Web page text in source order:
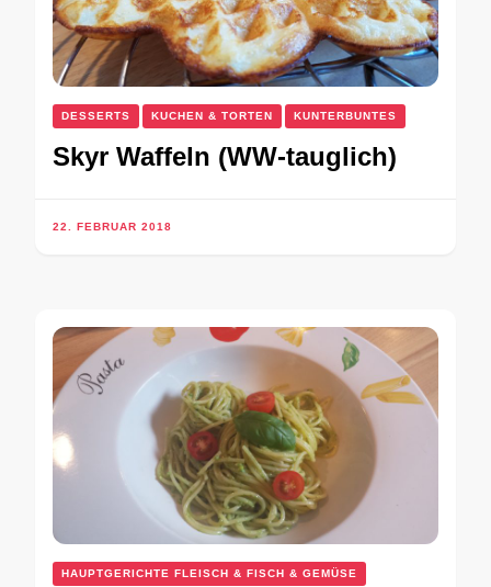
DESSERTS KUCHEN & TORTEN KUNTERBUNTES
Skyr Waffeln (WW-tauglich)
22. FEBRUAR 2018
HAUPTGERICHTE FLEISCH & FISCH & GEMÜSE